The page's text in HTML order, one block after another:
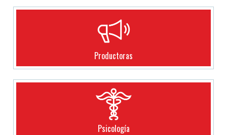
Productoras
Psicología